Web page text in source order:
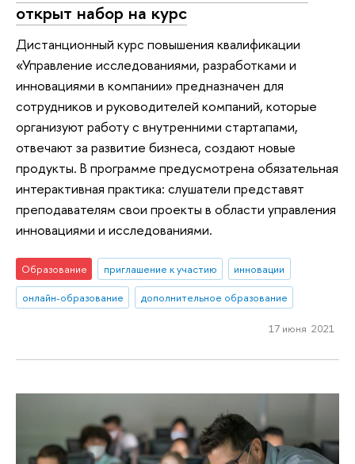
открыт набор на курс
Дистанционный курс повышения квалификации
«Управление исследованиями, разработками и
инновациями в компании» предназначен для
сотрудников и руководителей компаний, которые
организуют работу с внутренними стартапами,
отвечают за развитие бизнеса, создают новые
продукты. В программе предусмотрена обязательная
интерактивная практика: слушатели представят
преподавателям свои проекты в области управления
инновациями и исследованиями.
Образование приглашение к участию
инновации
онлайн-образование
дополнительное образование
17 июня 2021